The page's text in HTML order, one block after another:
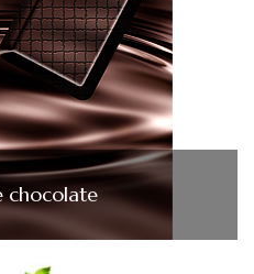
chocolate